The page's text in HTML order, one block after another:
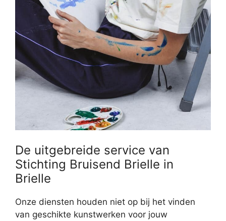
De uitgebreide service van
Stichting Bruisend Brielle in
Brielle
Onze diensten houden niet op bij het vinden
van geschikte kunstwerken voor jouw